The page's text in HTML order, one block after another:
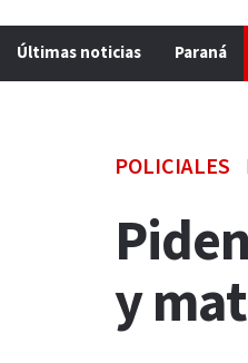
Últimas noticias Paraná
POLICIALES
y